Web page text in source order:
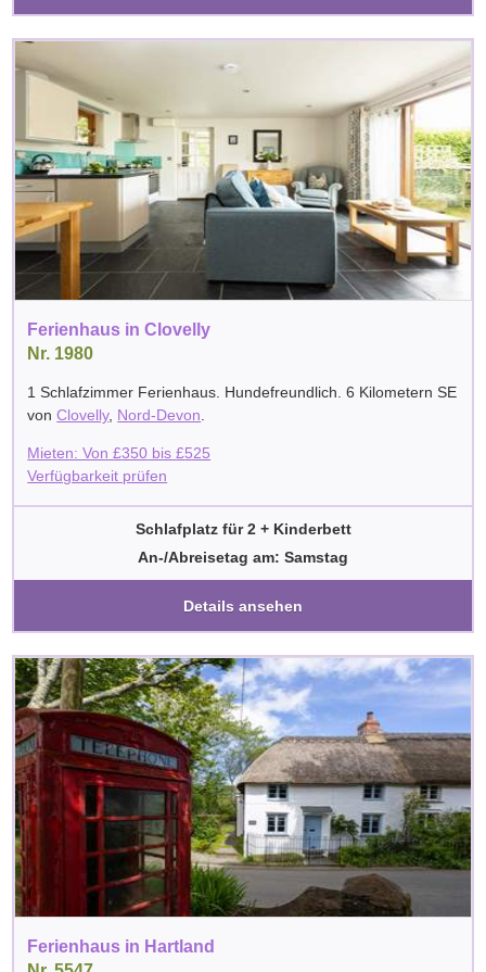
Ferienhaus in Clovelly
Nr. 1980
1 Schlafzimmer Ferienhaus. Hundefreundlich. 6 Kilometern SE
vonClovelly, Nord-Devon
Mieten: Von£350 bis£525
Verfügbarkeit prüfen
Schlafplatz für 2 + Kinderbett
An-/Abreisetag am: Samstag
Details ansehen
Ferienhaus in Hartland